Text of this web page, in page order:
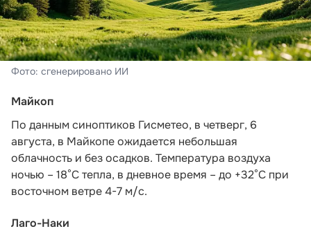
Фото: сгенерировано ИИ
Майкоп
По данным синоптиков Гисметео, в четверг, 6
августа, в Майкопе ожидается небольшая
облачность и без осадков. Температура воздуха
ночью – 18°С тепла, в дневное время – до +32°С при
восточном ветре 4-7 м/с.
Лаго-Наки